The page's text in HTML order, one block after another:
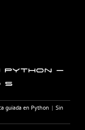
Python –
5
guiada en Python | Sin